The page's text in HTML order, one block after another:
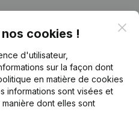
cookies !
d'utilisateur,
sur la façon dont
en matière de cookies
informations sont visées et
dont elles sont
Produit
Informations d’entreprise
Monitoring
Recherche internationale